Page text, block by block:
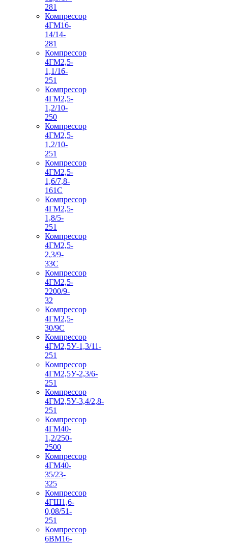
281
Компрессор
4ГМ16-
14/14-
281
Компрессор
4ГМ2,5-
1,1/16-
251
Компрессор
4ГМ2,5-
1,2/10-
250
Компрессор
4ГМ2,5-
1,2/10-
251
Компрессор
4ГМ2,5-
1,6/7,8-
161С
Компрессор
4ГМ2,5-
1,8/5-
251
Компрессор
4ГМ2,5-
2,3/9-
33С
Компрессор
4ГМ2,5-
2200/9-
32
Компрессор
4ГМ2,5-
30/9С
Компрессор
4ГМ2,5У-1,3/11-
251
Компрессор
4ГМ2,5У-2,3/6-
251
Компрессор
4ГМ2,5У-3,4/2,8-
251
Компрессор
4ГМ40-
1,2/250-
2500
Компрессор
4ГМ40-
35/23-
325
Компрессор
4ГШ1,6-
0,08/51-
251
Компрессор
6ВМ16-